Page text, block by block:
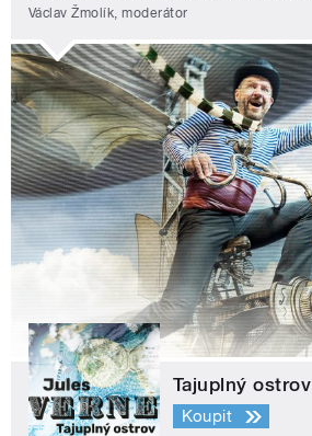
Václav Žmolík, moderátor
Tajuplný ostrov
Koupit